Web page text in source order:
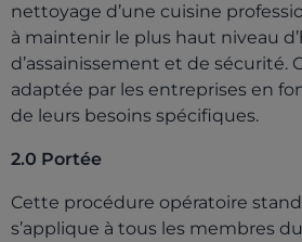
nettoyage d’une cuisine
à maintenir le plus haut niveau
d’assainissement et de sécurité.
adaptée par les entreprises en
de leurs besoins spécifiques.
2.0 Portée
Cette procédure opératoire
s’applique à tous les membres